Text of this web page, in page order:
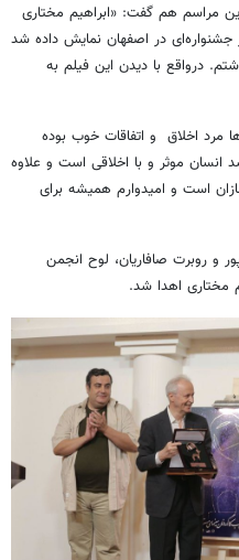
مراسم هم گفت: «ابراهیم مختاری
جشنواره‌ای در اصفهان نمایش داده شد
درواقع با دیدن این فیلم به
مرد اخلاق و اتفاقات خوب بوده
انسان موثر و با اخلاقی است و علاوه
است و امیدوارم همیشه برای
و روبرت صافاریان، لوح انجمن
مختاری اهدا شد.